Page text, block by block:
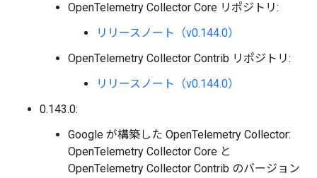
OpenTelemetry Collector Core リポジトリ:
リリースノート（v0.144.0）
OpenTelemetry Collector Contrib リポジトリ:
リリースノート（v0.144.0）
0.143.0:
Google が構築した OpenTelemetry Collector:
OpenTelemetry Collector Core と
OpenTelemetry Collector Contrib のバージョン